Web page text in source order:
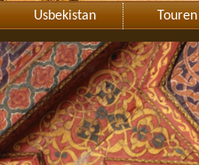
Usbekistan Touren